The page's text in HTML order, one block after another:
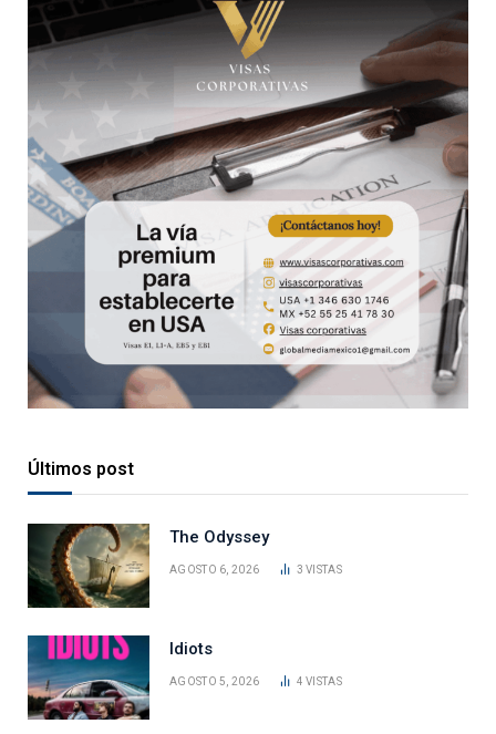
Últimos post
The Odyssey
AGOSTO 6, 2026 3VISTAS
Idiots
AGOSTO 5, 2026 4VISTAS